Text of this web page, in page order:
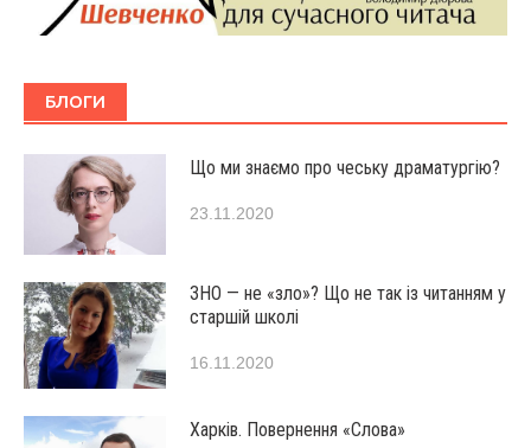
БЛОГИ
Що ми знаємо про чеську драматургію?
23.11.2020
ЗНО — не «зло»? Що не так із читанням у
старшій школі
16.11.2020
Харків. Повернення «Слова»